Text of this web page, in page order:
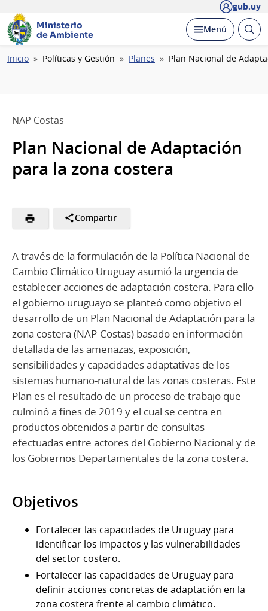
gub.uy
Ministerio
de Ambiente
Desplegar
Menú Abrir
Ruta
Inicio Políticas y Gestión Planes Plan Nacional de
NAP Costas
Plan Nacional de Adaptación
para la zona costera
Compartir
A través de la formulación de la Política Nacional de
Cambio Climático Uruguay asumió la urgencia de
establecer acciones de adaptación costera. Para ello
el gobierno uruguayo se planteó como objetivo el
desarrollo de un Plan Nacional de Adaptación para la
zona costera (NAP-Costas) basado en información
detallada de las amenazas, exposición,
sensibilidades y capacidades adaptativas de los
sistemas humano-natural de las zonas costeras. Este
Plan es el resultado de un proceso de trabajo que
culminó a fines de 2019 y el cual se centra en
productos obtenidos a partir de consultas
efectuadas entre actores del Gobierno Nacional y de
los Gobiernos Departamentales de la zona costera.
Objetivos
Fortalecer las capacidades de Uruguay para
identificar los impactos y las vulnerabilidades
del sector costero.
Fortalecer las capacidades de Uruguay para
definir acciones concretas de adaptación en la
zona costera frente al cambio climático.